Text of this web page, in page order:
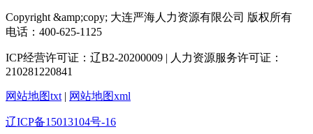
Copyright &amp;copy; 大连严海人力资源有限公司 版权所有
电话：400-625-1125
ICP经营许可证：辽B2-20200009 | 人力资源服务许可证：
210281220841
网站地图txt | 网站地图xml
辽ICP备15013104号-16